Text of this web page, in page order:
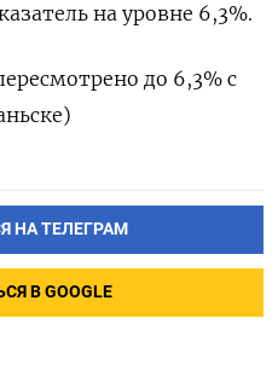
‌на ​уровне 6,3%.
⁠до 6,3% ‌с
НА ТЕЛЕГРАМ
В GOOGLE